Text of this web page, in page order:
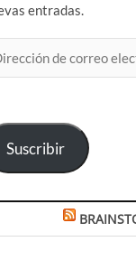
entradas.
Suscribir